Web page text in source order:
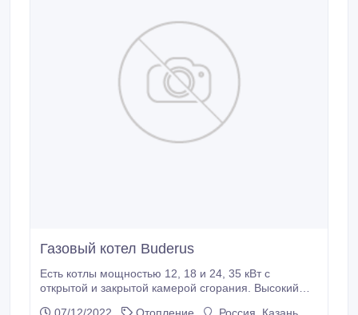
Газовый котел Buderus
Есть котлы мощностью 12, 18 и 24, 35 кВт с
открытой и закрытой камерой сгорания. Высокий